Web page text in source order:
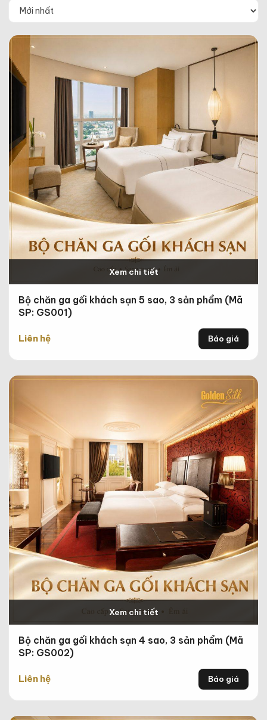
Xem chi tiết
Bộ chăn ga gối khách sạn 5 sao, 3 sản phẩm (Mã
SP: GS001)
Liên hệ Báo giá
Xem chi tiết
Bộ chăn ga gối khách sạn 4 sao, 3 sản phẩm (Mã
SP: GS002)
Liên hệ Báo giá